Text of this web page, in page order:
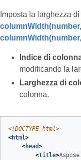
Imposta la larghezza
Indice di
modificando la
Larghezza di
colonna.
<!DOCTYPE html>
<html>
<head>
<title>